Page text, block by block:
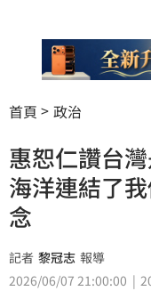
首頁 政治
惠恕仁讚台
海洋連結了
念
記者 黎冠志 報導
2026/06/07 21:00:00